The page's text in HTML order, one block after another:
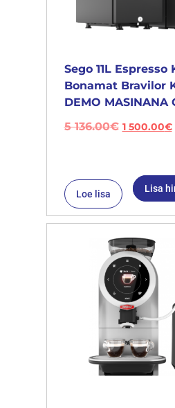
Sego 11L
Bonamat Bravilor
DEMO MASINANA
5 136.00€ 1 500.00€
Loe lisa Lisa